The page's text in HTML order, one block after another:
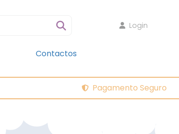
Login
Contactos
Pagamento Seguro